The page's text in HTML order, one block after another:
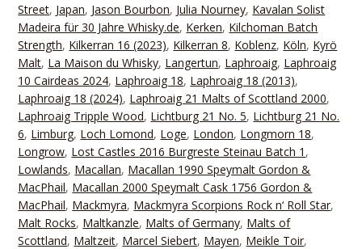
Street, Japan, Jason Bourbon, Julia Nourney, Kavalan Solist
Madeira für 30 Jahre Whisky.de, Kerken, Kilchoman Batch
Strength, Kilkerran 16 (2023), Kilkerran 8, Koblenz, Köln, Kyrö
Malt, La Maison du Whisky, Langertun, Laphroaig, Laphroaig
10 Cairdeas 2024, Laphroaig 18, Laphroaig 18 (2013),
Laphroaig 18 (2024), Laphroaig 21 Malts of Scottland 2000,
Laphroaig Tripple Wood, Lichtburg 21 No. 5, Lichtburg 21 No.
6, Limburg, Loch Lomond, Loge, London, Longmorn 18,
Longrow, Lost Castles 2016 Burgreste Steinau Batch 1 ,
Lowlands, Macallan, Macallan 1990 Speymalt Gordon &
MacPhail, Macallan 2000 Speymalt Cask 1756 Gordon &
MacPhail, Mackmyra, Mackmyra Scorpions Rock n‘ Roll Star,
Malt Rocks, Maltkanzle, Malts of Germany, Malts of
Scottland, Maltzeit, Marcel Siebert, Mayen, Meikle Toir,